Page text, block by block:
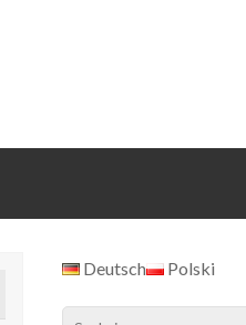
Deutsch Polski